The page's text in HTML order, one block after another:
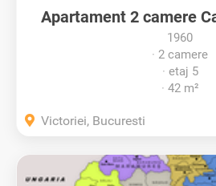
Apartament 2 camere
1960
2 camere
etaj 5
42 m²
Victoriei, Bucuresti